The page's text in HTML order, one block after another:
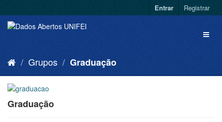
Entrar Registrar
Grupos Graduação
Graduação